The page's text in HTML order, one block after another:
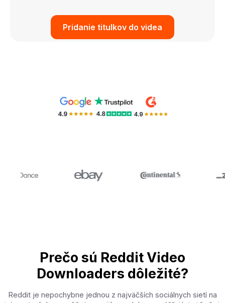
Pridanie titulkov do videa
Prečo sú Reddit Video
Downloaders dôležité?
Reddit je nepochybne jednou z najväčších sociálnych sietí na